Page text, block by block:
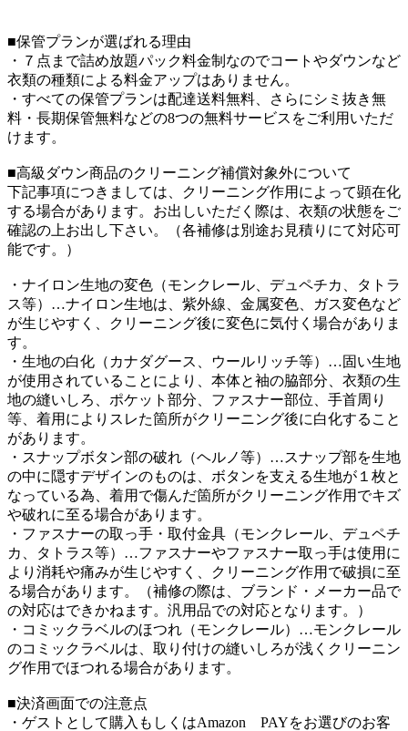
■保管プランが選ばれる理由
・７点まで詰め放題パック料金制なのでコートやダウンなど
衣類の種類による料金アップはありません。
・すべての保管プランは配達送料無料、さらにシミ抜き無
料・長期保管無料などの8つの無料サービスをご利用いただ
けます。
■高級ダウン商品のクリーニング補償対象外について
下記事項につきましては、クリーニング作用によって顕在化
する場合があります。お出しいただく際は、衣類の状態をご
確認の上お出し下さい。（各補修は別途お見積りにて対応可
能です。）
・ナイロン生地の変色（モンクレール、デュペチカ、タトラ
ス等）…ナイロン生地は、紫外線、金属変色、ガス変色など
が生じやすく、クリーニング後に変色に気付く場合がありま
す。
・生地の白化（カナダグース、ウールリッチ等）…固い生地
が使用されていることにより、本体と袖の脇部分、衣類の生
地の縫いしろ、ポケット部分、ファスナー部位、手首周り
等、着用によりスレた箇所がクリーニング後に白化すること
があります。
・スナップボタン部の破れ（ヘルノ等）…スナップ部を生地
の中に隠すデザインのものは、ボタンを支える生地が１枚と
なっている為、着用で傷んだ箇所がクリーニング作用でキズ
や破れに至る場合があります。
・ファスナーの取っ手・取付金具（モンクレール、デュペチ
カ、タトラス等）…ファスナーやファスナー取っ手は使用に
より消耗や痛みが生じやすく、クリーニング作用で破損に至
る場合があります。（補修の際は、ブランド・メーカー品で
の対応はできかねます。汎用品での対応となります。）
・コミックラベルのほつれ（モンクレール）…モンクレール
のコミックラベルは、取り付けの縫いしろが浅くクリーニン
グ作用でほつれる場合があります。
■決済画面での注意点
・ゲストとして購入もしくはAmazon PAYをお選びのお客